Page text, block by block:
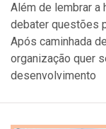
Além de lembrar a
debater questões
Após caminhada
organização quer
desenvolvimento